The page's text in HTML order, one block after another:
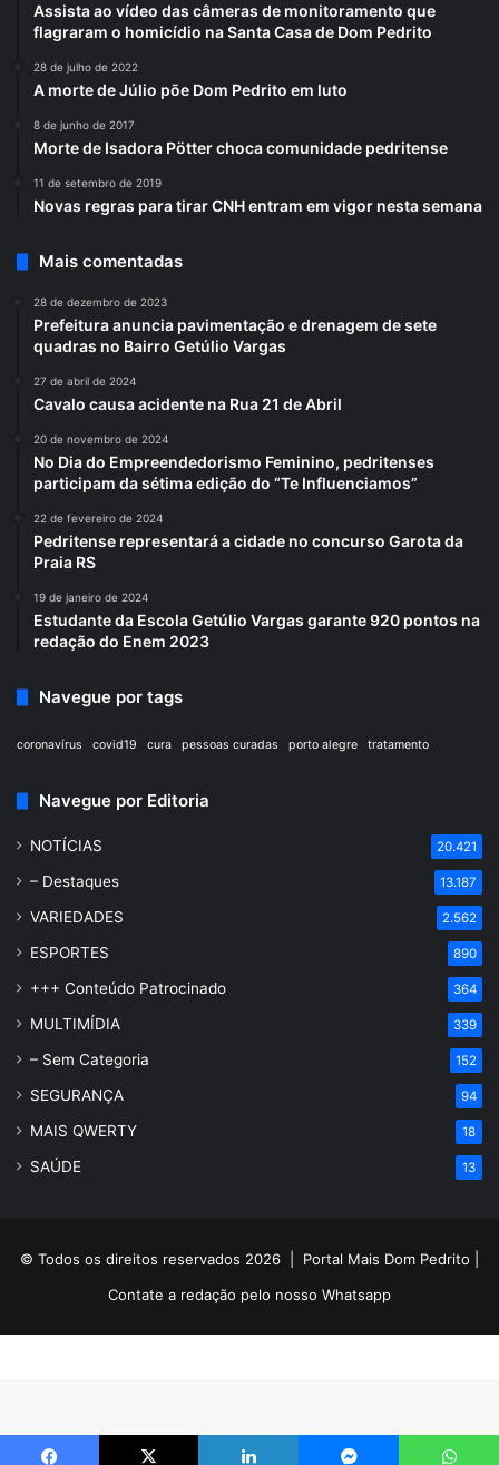
Assista ao vídeo das câmeras de monitoramento que
flagraram o homicídio na Santa Casa de Dom Pedrito
28 de julho de 2022
A morte de Júlio põe Dom Pedrito em luto
8 de junho de 2017
Morte de Isadora Pötter choca comunidade pedritense
11 de setembro de 2019
Novas regras para tirar CNH entram em vigor nesta semana
Mais comentadas
28 de dezembro de 2023
Prefeitura anuncia pavimentação e drenagem de sete
quadras no Bairro Getúlio Vargas
27 de abril de 2024
Cavalo causa acidente na Rua 21 de Abril
20 de novembro de 2024
No Dia do Empreendedorismo Feminino, pedritenses
participam da sétima edição do “Te Influenciamos”
22 de fevereiro de 2024
Pedritense representará a cidade no concurso Garota da
Praia RS
19 de janeiro de 2024
Estudante da Escola Getúlio Vargas garante 920 pontos na
redação do Enem 2023
Navegue por tags
coronavírus covid19 cura pessoas curadas porto alegre tratamento
Navegue por Editoria
NOTÍCIAS 20.421
– Destaques 13.187
VARIEDADES 2.562
ESPORTES 890
+++ Conteúdo Patrocinado 364
MULTIMÍDIA 339
– Sem Categoria 152
SEGURANÇA 94
MAIS QWERTY 18
SAÚDE 13
© Todos os direitos reservados 2026 | Portal Mais Dom Pedrito
Contate a redação pelo nosso Whatsapp